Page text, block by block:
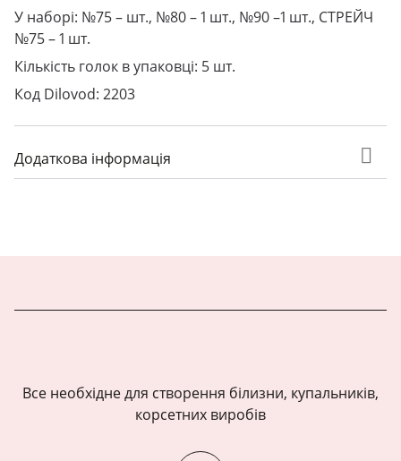
У наборі: №75 – шт., №80 – 1 шт., №90 –1 шт., СТРЕЙЧ
№75 – 1 шт.
Кількість голок в упаковці: 5 шт.
Код Dilovod: 2203
Додаткова інформація
Все необхідне для створення білизни, купальників,
корсетних виробів